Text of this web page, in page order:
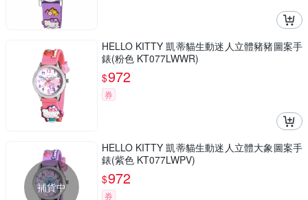
HELLO KITTY 凱蒂貓生動迷人立體豬豬圖案手
錶(粉色 KT077LWWR)
$972
券
補貨中
HELLO KITTY 凱蒂貓生動迷人立體大象圖案手
錶(紫色 KT077LWPV)
$972
券